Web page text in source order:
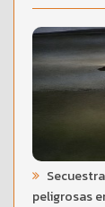
peligrosas